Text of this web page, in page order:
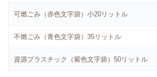
可燃ごみ（赤色文字袋）小20リットル
不燃ごみ（青色文字袋）35リットル
資源プラスチック（紫色文字袋）50リットル